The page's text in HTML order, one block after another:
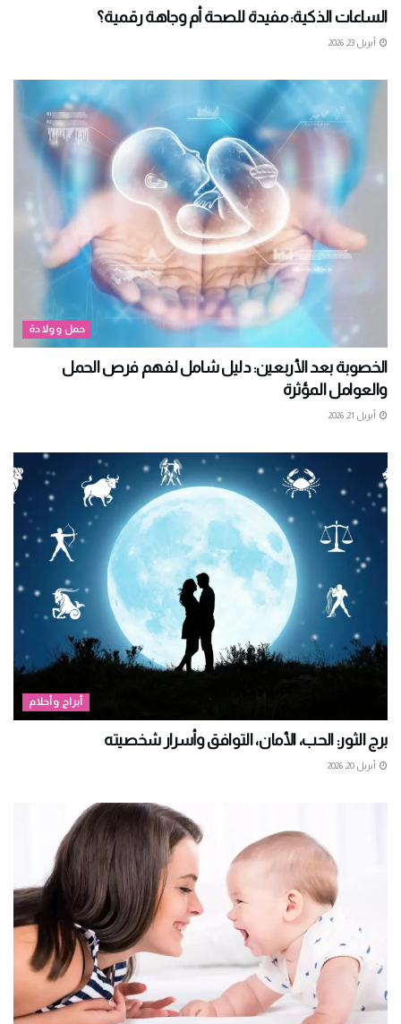
الساعات الذكية: مفيدة للصحة أم وجاهة رقمية؟
أبريل 23, 2026
حمل وولادة
الخصوبة بعد الأربعين: دليل شامل لفهم فرص الحمل
والعوامل المؤثرة
أبريل 21, 2026
أبراج وأحلام
برج الثور: الحب، الأمان، التوافق وأسرار شخصيته
أبريل 20, 2026